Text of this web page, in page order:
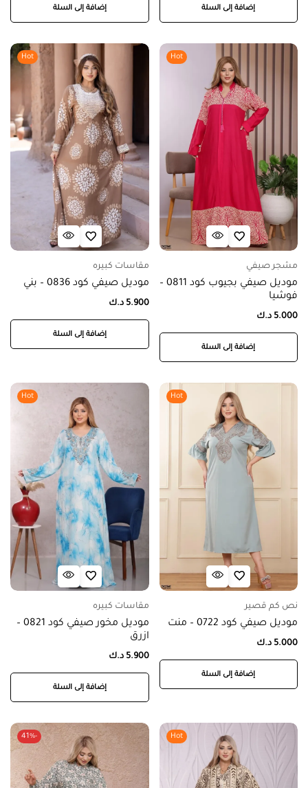
إضافة إلى السلة إضافة إلى السلة
Hot
مشجر صيفي
موديل صيفي بجيوب كود 0811 –
فوشيا
5.000 د.ك
إضافة إلى السلة
Hot
مقاسات كبيره
موديل صيفي كود 0836 – بني
5.900 د.ك
إضافة إلى السلة
Hot
نص كم قصير
موديل صيفي كود 0722 – منت
5.000 د.ك
إضافة إلى السلة
Hot
مقاسات كبيره
موديل مخور صيفي كود 0821 –
ازرق
5.900 د.ك
إضافة إلى السلة
Hot
-41%